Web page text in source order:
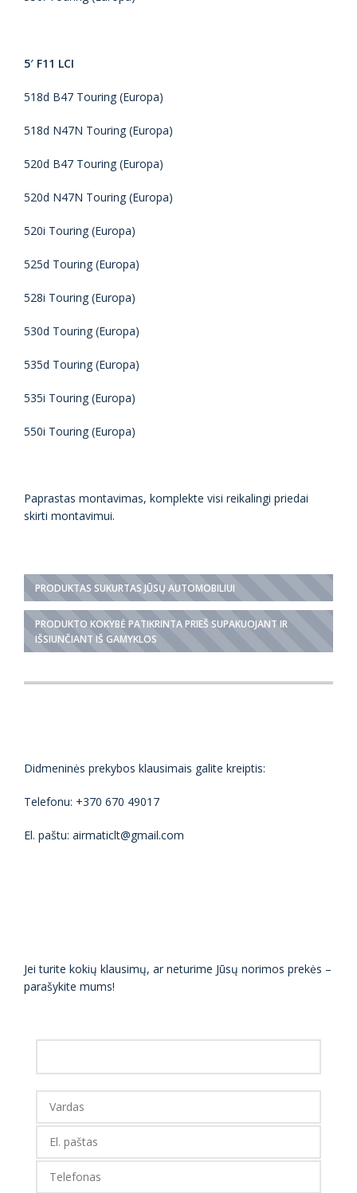
5′ F11 LCI
518d B47 Touring (Europa)
518d N47N Touring (Europa)
520d B47 Touring (Europa)
520d N47N Touring (Europa)
520i Touring (Europa)
525d Touring (Europa)
528i Touring (Europa)
530d Touring (Europa)
535d Touring (Europa)
535i Touring (Europa)
550i Touring (Europa)
Paprastas montavimas, komplekte visi reikalingi priedai
skirti montavimui.
PRODUKTAS SUKURTAS JŪSŲ AUTOMOBILIUI
PRODUKTO KOKYBĖ PATIKRINTA PRIEŠ SUPAKUOJANT IR
IŠSIUNČIANT IŠ GAMYKLOS
Didmeninės prekybos klausimais galite kreiptis:
Telefonu: +370 670 49017
El. paštu: airmaticlt@gmail.com
Jei turite kokių klausimų, ar neturime Jūsų norimos prekės –
parašykite mums!